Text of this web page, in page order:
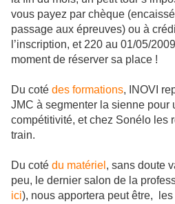
vous payez par chèque
passage aux épreuves) ou à
l’inscription, et 220 au 01/05/
moment de réserver sa place !
Du coté des formations, INOVI
JMC à segmenter la sienne pour
compétitivité, et chez Sonélo les
train.
Du coté du matériel , sans doute
peu, le dernier salon de la
ici), nous apportera peut être,